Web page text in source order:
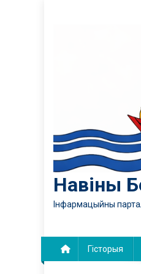
Навіны
Інфармацыйны
Гісторыя